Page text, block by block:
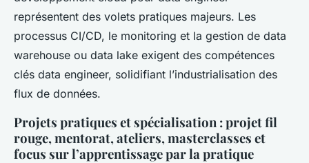
représentent des volets pratiques majeurs. Les
processus CI/CD, le monitoring et la gestion de data
warehouse ou data lake exigent des compétences
clés data engineer, solidifiant l’industrialisation des
flux de données.
Projets pratiques et spécialisation : projet fil
rouge, mentorat, ateliers, masterclasses et
focus sur l’apprentissage par la pratique